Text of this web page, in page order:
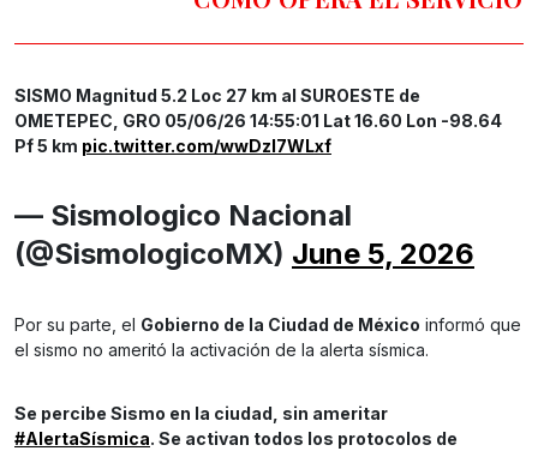
SISMO Magnitud 5.2 Loc 27 km al SUROESTE de
OMETEPEC, GRO 05/06/26 14:55:01 Lat 16.60 Lon -98.64
Pf 5 km pic.twitter.com/wwDzI7WLxf
— Sismologico Nacional
(@SismologicoMX) June 5, 2026
Por su parte, el Gobierno de la Ciudad de México informó que
el sismo no ameritó la activación de la alerta sísmica.
Se percibe Sismo en la ciudad, sin ameritar
#AlertaSísmica. Se activan todos los protocolos de